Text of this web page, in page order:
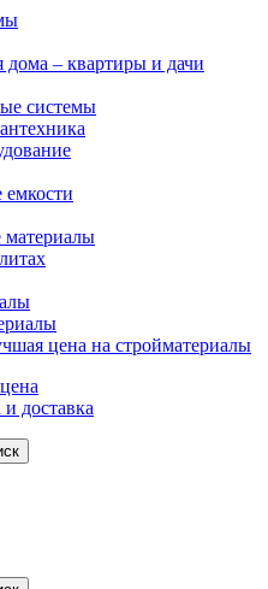
дома – квартиры и дачи
системы
цена на стройматериалы
доставка